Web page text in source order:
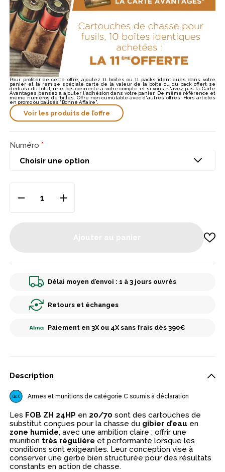
Pour profiter de cette offre, ajoutez 11 boites ou 11 packs identiques dans votre
panier et la remise spéciale carte de la valeur de la boite ou du pack offert se
déduira du total, une fois connecté à votre compte et si vous n'avez pas la Carte
Avantages pensez à ajouter l'adhésion dans votre panier. De même référence et
même numéros de billes. Offre non cumulable avec d'autres offres. Hors articles
en promo ou balisés "Bonne Affaire".
Voir les produits de l’offre
Numéro
Délai moyen d’envoi : 1 à 3 jours ouvrés
Retours et échanges
Paiement en 3X ou 4X sans frais dès 390€
Description
Armes et munitions de catégorie C soumis à déclaration
Les FOB ZH 24HP en 20/70 sont des cartouches de
substitut conçues pour la chasse du gibier d’eau en
zone humide, avec une ambition claire : offrir une
munition très régulière et performante lorsque les
conditions sont exigeantes. Leur conception vise à
conserver une gerbe bien structurée pour des résultats
constants en action de chasse.